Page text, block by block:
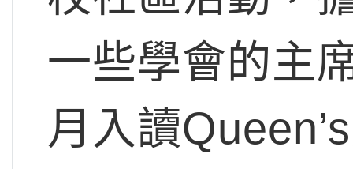
一些學會的主
月入讀